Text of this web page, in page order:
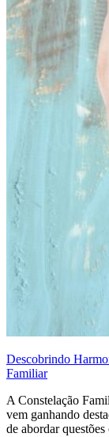
Descobrindo
Familiar
A Constelação
vem ganhando
de abordar